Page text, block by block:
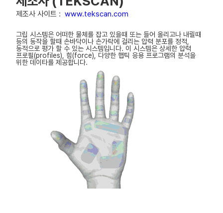
제조사 사이트 :www.tekscan.com
그립 시스템은 어떠한 물체를 잡고 있을때 또는 들어 올리고나 내릴때
등의 동작을 할때 손바닥이나 손가락에 걸리는 압력 분포를 정적,
동적으로 평가 할 수 있는 시스템입니다. 이 시스템은 상세한 압력
프로필(profiles), 힘(force), 다양한 햅틱 응용 프로그램의 분석을
위한 데이타를 제공합니다.